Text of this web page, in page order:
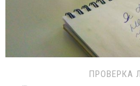
ПРОВЕРКА